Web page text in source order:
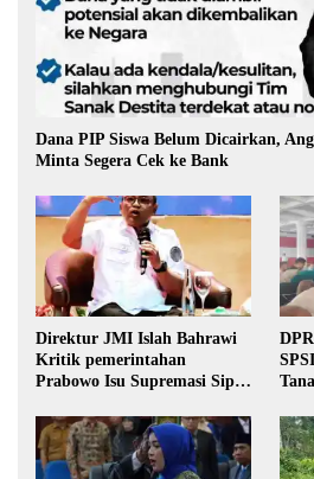
Dana PIP Siswa Belum Dicairkan,
Minta Segera Cek ke Bank
Direktur JMI Islah Bahrawi
Kritik pemerintahan
Prabowo Isu Supremasi Sipil,
Pilkada oleh DPRD